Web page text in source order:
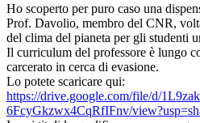
Ho scoperto per puro caso una
Prof. Davolio, membro del CNR,
del clima del pianeta per gli studenti
Il curriculum del professore è lungo
carcerato in cerca di evasione.
Lo potete scaricare qui:
https://drive.google.com/file/d/
6FcyGkzwx4CqRfIFnv/